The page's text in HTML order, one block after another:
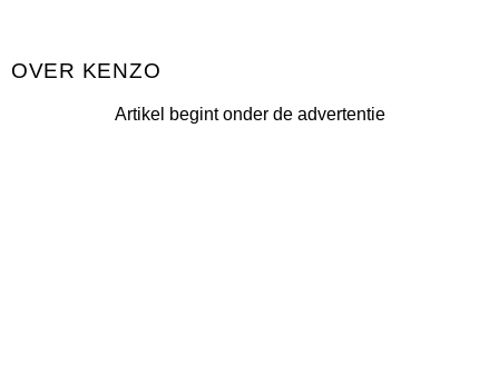
KENZO
Artikel begint onder de advertentie